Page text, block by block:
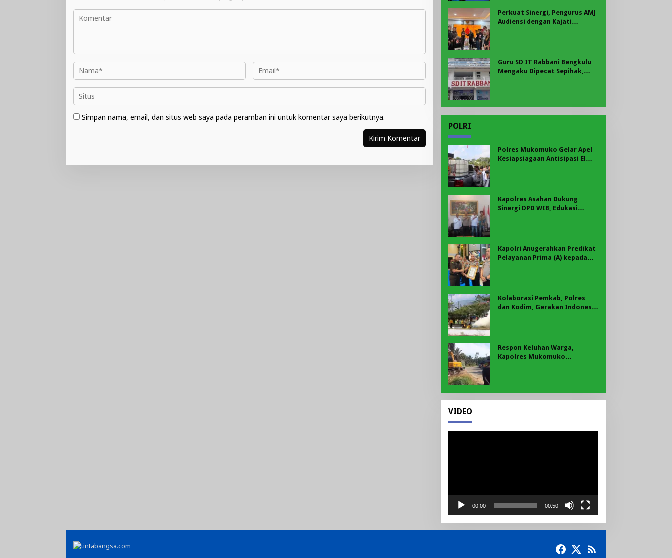
Simpan nama, email, dan situs web saya pada peramban ini untuk komentar saya berikutnya.
Perkuat Sinergi, Pengurus AMJ
Audiensi dengan Kajati
Guru SD IT Rabbani Bengkulu
Mengaku Dipecat Sepihak,
POLRI
Polres Mukomuko Gelar Apel
Kesiapsiagaan Antisipasi El
Kapolres Asahan Dukung
Sinergi DPD WIB, Edukasi
Kapolri Anugerahkan Predikat
Pelayanan Prima (A) kepada
Kolaborasi Pemkab, Polres
dan Kodim, Gerakan Indonesia
Respon Keluhan Warga,
Kapolres Mukomuko
Ruas jalan Lintas
VIDEO
00:00 00:50